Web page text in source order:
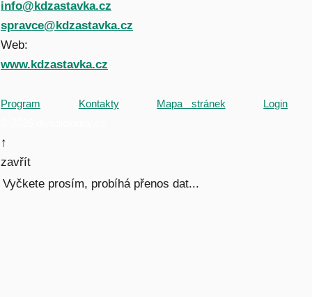
info@kdzastavka.cz
spravce@kdzastavka.cz
Web:
www.kdzastavka.cz
Program Kontakty· Mapa stránek Login
↑
zavřít
Vyčkete prosím, probíhá přenos dat...